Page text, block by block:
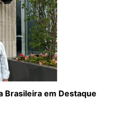
em Destaque